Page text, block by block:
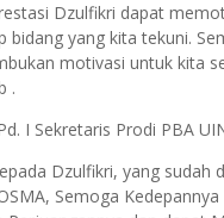
Dzulfikri dapat
bidang yang kita tekuni.
motivasi untuk kita
.
I Sekretaris Prodi PBA
Dzulfikri, yang sudah
Semoga